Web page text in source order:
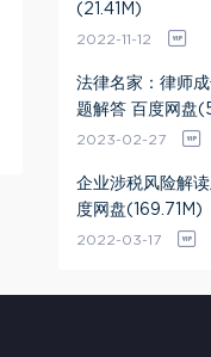
(21.41M)
2022-11-12
法律名家：律师
题解答 百度网盘
2023-02-27
企业涉税风险解
度网盘(169.71M)
2022-03-17